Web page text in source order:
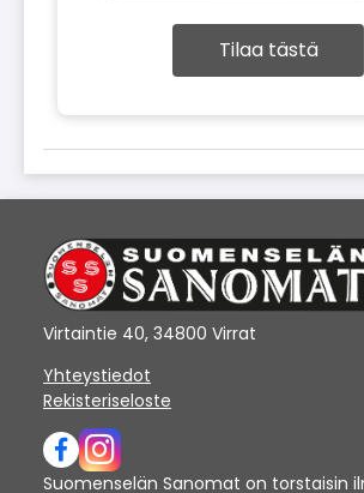
Tilaa tästä
Virtaintie 40, 34800 Virrat
Yhteystiedot
Rekisteriseloste
Suomenselän Sanomat on torstaisin